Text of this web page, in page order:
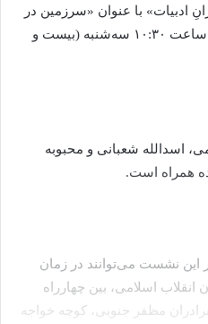
با عنوان «سرزمین در
نقشه ادبیات کودک و نوجوان» از ساعت ۱۰:۳۰ سه‌شنبه (بیست و
اسدالله شعبانی و محبوبه
همراه است.
این نشست می‌توانند در زمان
انقلاب اسلامی، بین چهارراه
مظفر جنوبی، کوچه خواجه